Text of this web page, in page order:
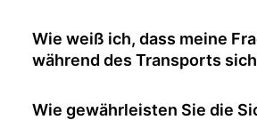
Wie weiß ich, dass meine
während des Transports
Wie gewährleisten Sie die